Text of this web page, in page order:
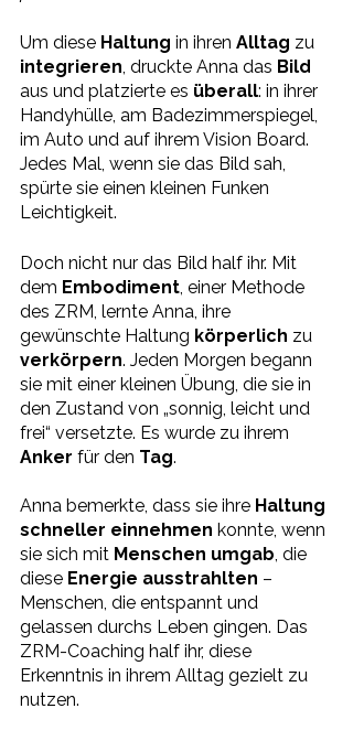
Um diese Haltung in ihren Alltag zu
integrieren, druckte Anna das Bild
aus und platzierte es überall: in ihrer
Handyhülle, am Badezimmerspiegel,
im Auto und auf ihrem Vision Board.
Jedes Mal, wenn sie das Bild sah,
spürte sie einen kleinen Funken
Leichtigkeit.
Doch nicht nur das Bild half ihr. Mit
dem Embodiment, einer Methode
des ZRM, lernte Anna, ihre
gewünschte Haltung körperlich zu
verkörpern. Jeden Morgen begann
sie mit einer kleinen Übung, die sie in
den Zustand von „sonnig, leicht und
frei“ versetzte. Es wurde zu ihrem
Anker für den Tag.
Anna bemerkte, dass sie ihre Haltung
schneller einnehmen konnte, wenn
sie sich mit Menschen umgab, die
diese Energie ausstrahlten –
Menschen, die entspannt und
gelassen durchs Leben gingen. Das
ZRM-Coaching half ihr, diese
Erkenntnis in ihrem Alltag gezielt zu
nutzen.